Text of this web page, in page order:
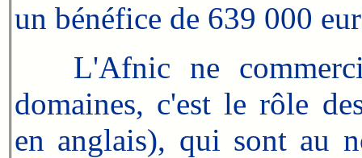
un bénéfice de 639 000
L'Afnic ne
domaines, c'est le rôle
en anglais), qui sont au